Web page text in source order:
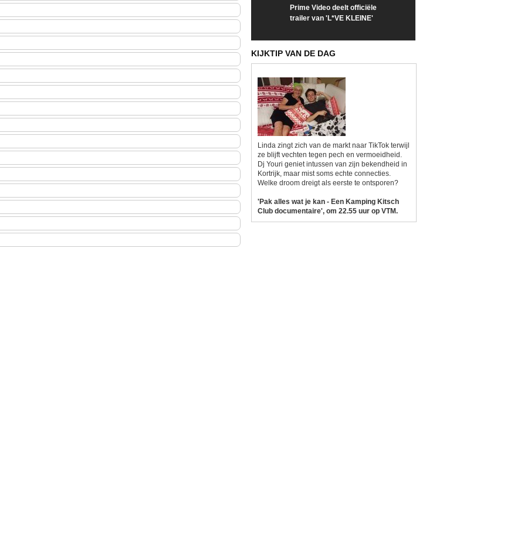
Prime Video deelt officiële
trailer van 'L*VE KLEINE'
KIJKTIP VAN DE DAG
Linda zingt zich van de markt naar TikTok terwijl
ze blijft vechten tegen pech en vermoeidheid.
Dj Youri geniet intussen van zijn bekendheid in
Kortrijk, maar mist soms echte connecties.
Welke droom dreigt als eerste te ontsporen?
'Pak alles wat je kan - Een Kamping Kitsch
Club documentaire', om 22.55 uur op VTM.